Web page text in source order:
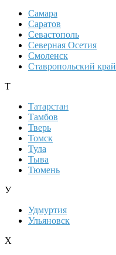
Самара
Саратов
Севастополь
Северная Осетия
Смоленск
Ставропольский край
Т
Татарстан
Тамбов
Тверь
Томск
Тула
Тыва
Тюмень
У
Удмуртия
Ульяновск
Х